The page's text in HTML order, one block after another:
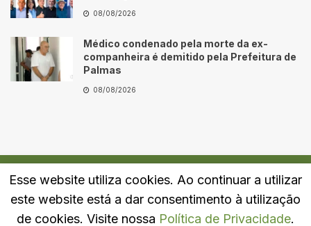
08/08/2026
Médico condenado pela morte da ex-
companheira é demitido pela Prefeitura de
Palmas
08/08/2026
Quem Somos Fale Conosco Política de Privacidade
Esse website utiliza cookies. Ao continuar a utilizar
este website está a dar consentimento à utilização
de cookies. Visite nossa Política de Privacidade.